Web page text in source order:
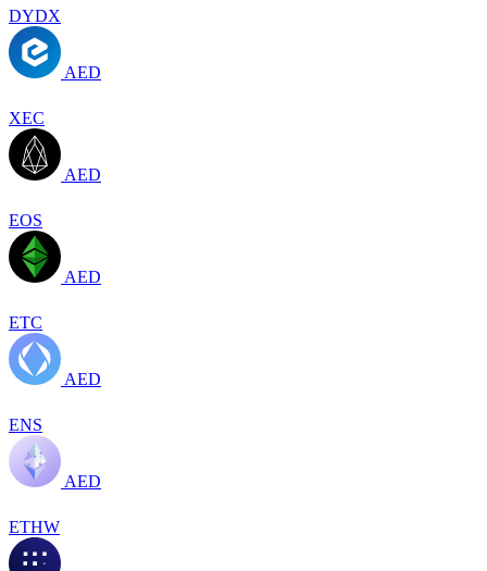
DYDX
AED
XEC
AED
EOS
AED
ETC
AED
ENS
AED
ETHW